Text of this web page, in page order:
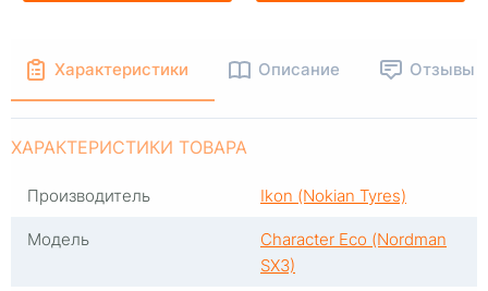
Характеристики Описание Отзывы
ХАРАКТЕРИСТИКИ ТОВАРА
Производитель
Ikon (Nokian Tyres)
Модель
Character Eco (Nordman
SX3)